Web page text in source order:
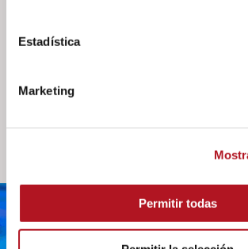
Estadística
Marketing
Permitir todas
Manual de uso e instrucción GAR 15/